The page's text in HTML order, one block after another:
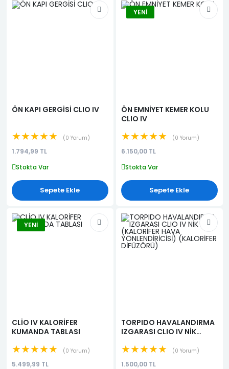
ÖN KAPI GERGİSİ CLIO IV
★★★★★ 0 Yorum
1.794,99 TL
Stokta Var
Sepete Ekle
YENI
ÖN EMNİYET KEMER KOLU
CLIO IV
★★★★★ 0 Yorum
6.150,00 TL
Stokta Var
Sepete Ekle
YENI
CLİO IV KALORİFER
KUMANDA TABLASI
★★★★★ 0 Yorum
5.499,99 TL
TORPIDO HAVALANDIRMA
IZGARASI CLIO IV NİK
YÖNLENDİRİCİSİ)
(KALORİFER DİFÜZÖRÜ)
★★★★★ 0 Yorum
1.500,00 TL